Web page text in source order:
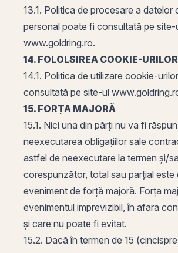
13.1. Politica de procesare a datelor
personal poate fi consultată pe site-
www.goldring.ro.
14. FOLOLSIREA COOKIE-URILOR
14.1. Politica de utilizare cookie-
consultată pe site-ul
15. FORȚA MAJORĂ
15.1. Nici una din părți nu va fi
neexecutarea obligațiilor sale
astfel de neexecutare la termen și/
corespunzător, total sau parțial este
eveniment de forță majoră. Forța
evenimentul imprevizibil, în afara
și care nu poate fi evitat.
15.2. Dacă în termen de 15